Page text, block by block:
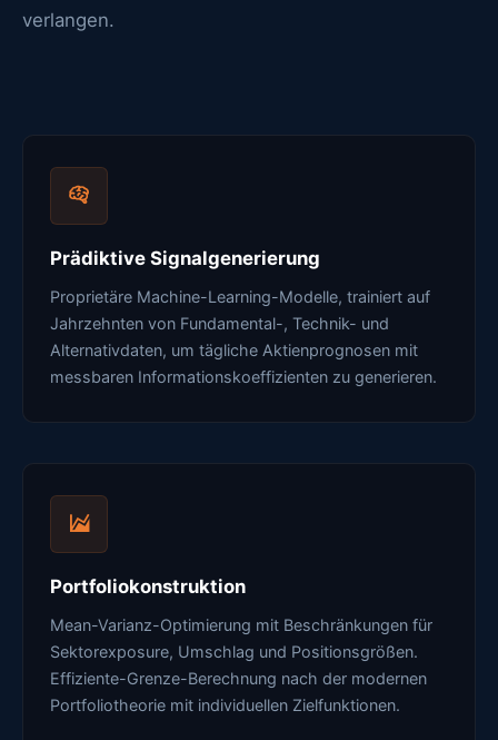
verlangen.
Prädiktive Signalgenerierung
Proprietäre Machine-Learning-Modelle, trainiert auf
Jahrzehnten von Fundamental-, Technik- und
Alternativdaten, um tägliche Aktienprognosen mit
messbaren Informationskoeffizienten zu generieren.
Portfoliokonstruktion
Mean-Varianz-Optimierung mit Beschränkungen für
Sektorexposure, Umschlag und Positionsgrößen.
Effiziente-Grenze-Berechnung nach der modernen
Portfoliotheorie mit individuellen Zielfunktionen.